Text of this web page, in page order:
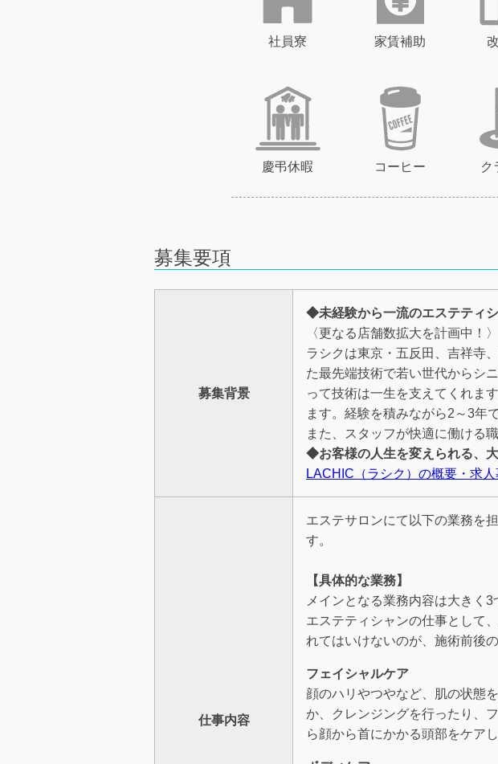
社員寮 家賃補助
慶弔休暇 コーヒー ク
募集要項
募集背景
◆未経験から一流のエステティ
〈更なる店舗数拡大を計画中！〉
ラシクは東京・五反田、吉祥寺
た最先端技術で若い世代からシ
って技術は一生を支えてくれま
ます。経験を積みながら2～3年
また、スタッフが快適に働ける
◆お客様の人生を変えられる、
LACHIC（ラシク）の概要・求
仕事内容
エステサロンにて以下の業務を
す。
【具体的な業務】
メインとなる業務内容は大きく3
エステティシャンの仕事として
れてはいけないのが、施術前後
フェイシャルケア
顔のハリやつやなど、肌の状態
か、クレンジングを行ったり、
ら顔から首にかかる頭部をケアし